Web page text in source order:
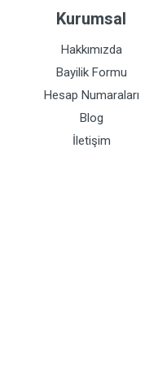
Kurumsal
Hakkımızda
Bayilik Formu
Hesap Numaraları
Blog
İletişim